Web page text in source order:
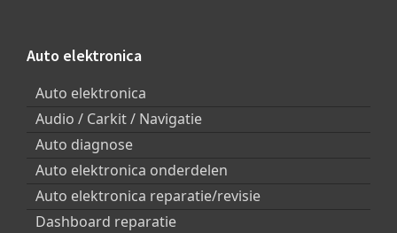
Auto elektronica
Auto elektronica
Audio / Carkit / Navigatie
Auto diagnose
Auto elektronica onderdelen
Auto elektronica reparatie/revisie
Dashboard reparatie